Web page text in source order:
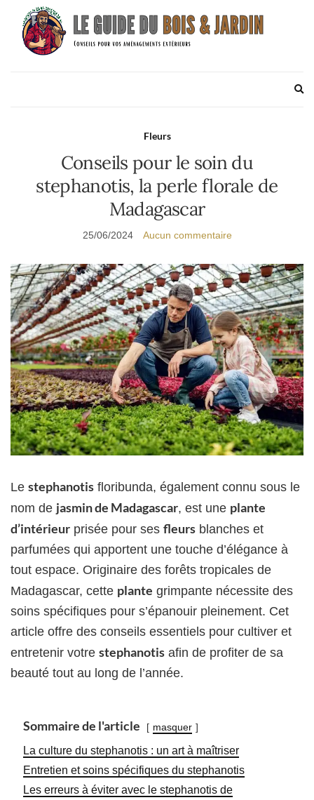
Fleurs
Conseils pour le soin du
stephanotis, la perle florale de
Madagascar
25/06/2024 Aucun commentaire
Le stephanotis floribunda, également connu sous le
nom de jasmin de Madagascar, est une plante
d’intérieur prisée pour ses fleurs blanches et
parfumées qui apportent une touche d’élégance à
tout espace. Originaire des forêts tropicales de
Madagascar, cette plante grimpante nécessite des
soins spécifiques pour s’épanouir pleinement. Cet
article offre des conseils essentiels pour cultiver et
entretenir votre stephanotis afin de profiter de sa
beauté tout au long de l’année.
Sommaire de l'article masquer
La culture du stephanotis : un art à maîtriser
Entretien et soins spécifiques du stephanotis
Les erreurs à éviter avec le stephanotis de